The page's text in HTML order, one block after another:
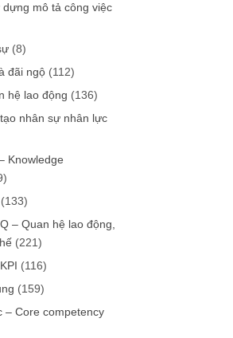
dựng mô tả công việc
(8)
đãi ngộ (112)
hệ lao động (136)
nhân sự nhân lực
Knowledge
(133)
– Quan hệ lao động,
(221)
(116)
(159)
– Core competency